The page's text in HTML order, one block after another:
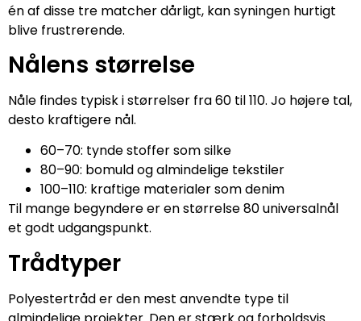
én af disse tre matcher dårligt, kan syningen hurtigt
blive frustrerende.
Nålens størrelse
Nåle findes typisk i størrelser fra 60 til 110. Jo højere tal,
desto kraftigere nål.
60–70: tynde stoffer som silke
80–90: bomuld og almindelige tekstiler
100–110: kraftige materialer som denim
Til mange begyndere er en størrelse 80 universalnål
et godt udgangspunkt.
Trådtyper
Polyestertråd er den mest anvendte type til